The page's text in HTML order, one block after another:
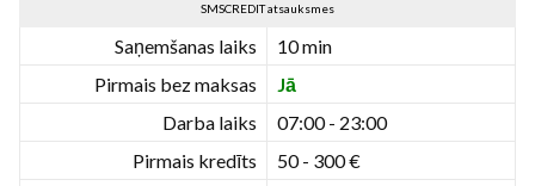
SMSCREDIT atsauksmes
Saņemšanas laiks
10 min
Pirmais bez maksas
Jā
Darba laiks
07:00 - 23:00
Pirmais kredīts
50 - 300 €